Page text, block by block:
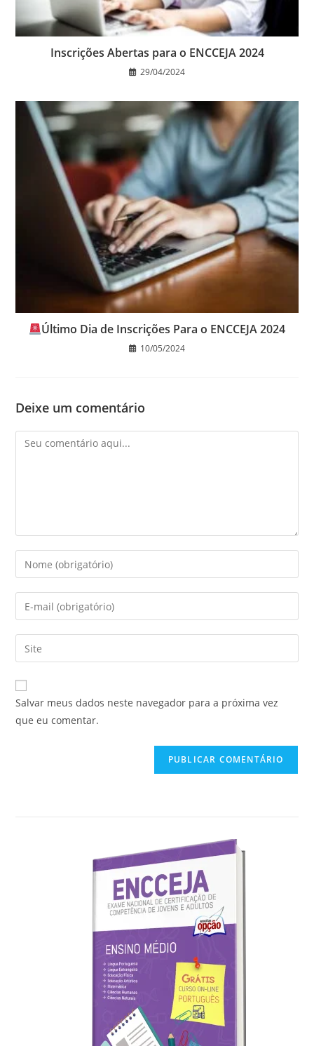
Inscrições Abertas para o ENCCEJA 2024
29/04/2024
Último Dia de Inscrições Para o ENCCEJA 2024
10/05/2024
Deixe um comentário
Comentário
Digite
seu
nome
ou
de
usuário
para
comentar
Digite
seu
endereço
de
mail
para
comentar
Digite
o
URL
do
site
Salvar meus dados neste navegador para a próxima vez
que eu comentar.